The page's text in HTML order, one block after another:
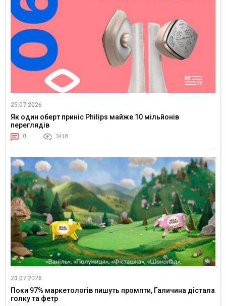
25.07.2026
Як один оберт приніс Philips майже 10 мільйонів
переглядів
0 3418
23.07.2026
Поки 97% маркетологів пишуть промпти, Галичина дістала
голку та фетр